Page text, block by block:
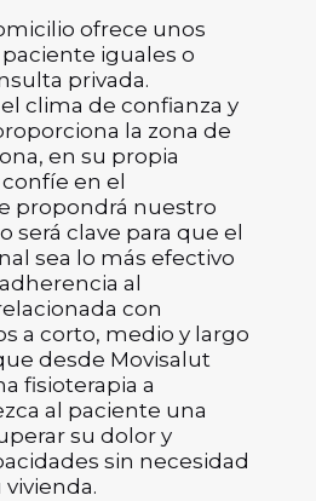
ofrece unos
iguales o
privada.
clima de confianza y
la zona de
en su propia
en el
propondrá nuestro
será clave para que el
sea lo más efectivo
al
con
a corto, medio y largo
desde Movisalut
fisioterapia a
al paciente una
su dolor y
sin necesidad